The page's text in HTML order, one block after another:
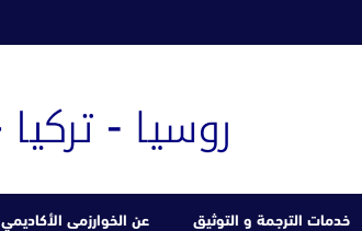
خدمات الترجمة و التوثيق عن الخوارزمى الأكاديمي